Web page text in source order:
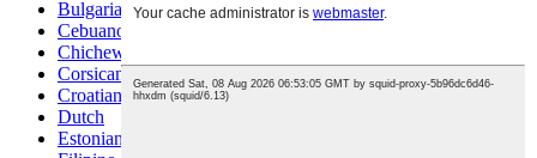
Bulgarian
Cebuano
Chichewa
Corsican
Croatian
Dutch
Estonian